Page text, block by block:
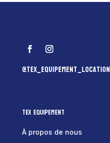
@tex_equipement_location
Tex Equipement
À propos de nous